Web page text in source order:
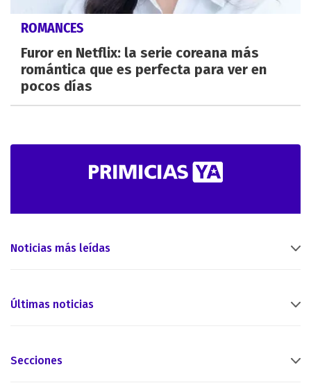
ROMANCES
Furor en Netflix: la serie coreana más
romántica que es perfecta para ver en
pocos días
Noticias más leídas
Últimas noticias
Secciones